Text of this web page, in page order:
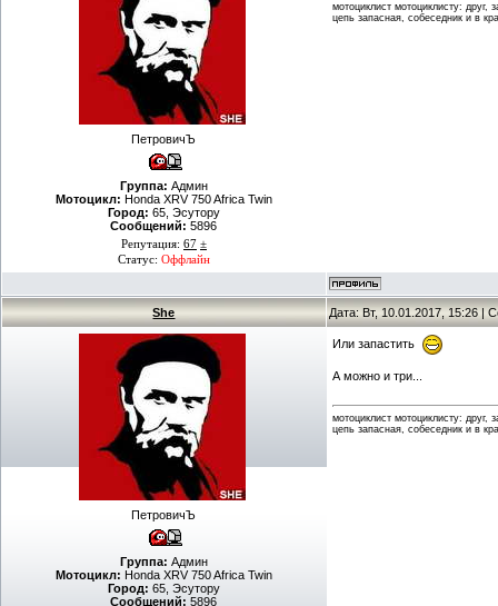
ПетровичЪ
Группа: Админ
Мотоцикл: Honda XRV 750 Africa Twin
Город: 65, Эсутору
Сообщений: 5896
Репутация: 67 ±
Статус: Оффлайн
мотоциклист мотоциклисту: друг,
цепь запасная, собеседник и в
She Дата: Вт, 10.01.2017, 15:26 |
ПетровичЪ
Группа: Админ
Мотоцикл: Honda XRV 750 Africa Twin
Город: 65, Эсутору
Сообщений: 5896
Или запастить
А можно и три...
мотоциклист мотоциклисту: друг,
цепь запасная, собеседник и в